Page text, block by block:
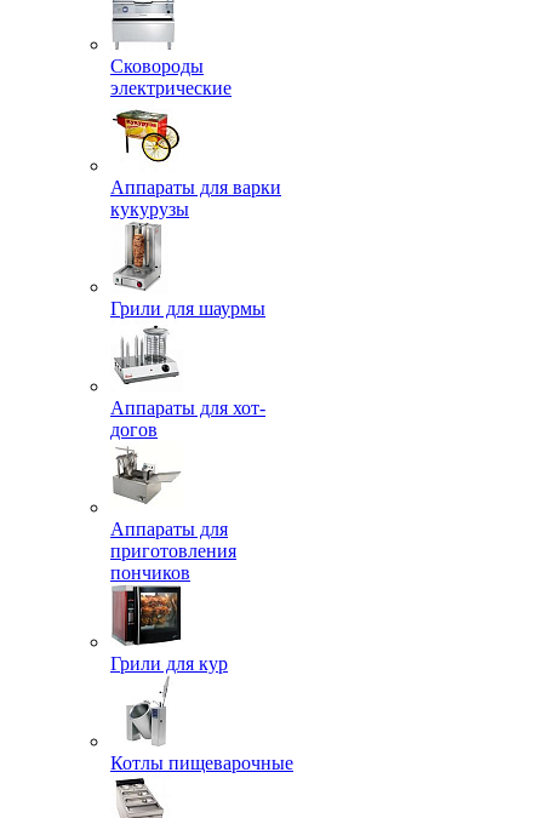
Сковороды
электрические
Аппараты для варки
кукурузы
Грили для шаурмы
Аппараты для хот-
догов
Аппараты для
приготовления
пончиков
Грили для кур
Котлы пищеварочные